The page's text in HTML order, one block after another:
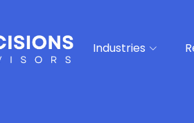
Industries